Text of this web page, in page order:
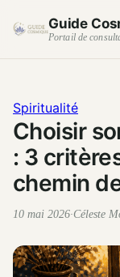
Guide
Portail de
Spiritualité
Choisir
: 3
chemin
10 mai 2026·Céleste